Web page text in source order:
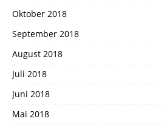
Oktober 2018
September 2018
August 2018
Juli 2018
Juni 2018
Mai 2018